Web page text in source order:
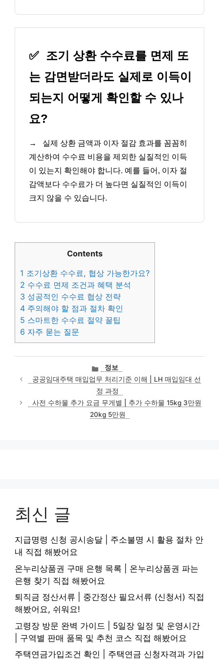
✅ 조기 상환 수수료를 면제 또
는 감면받더라도 실제로 이득이
되는지 어떻게 확인할 수 있나
요?
→
실제 상환 금액과 이자 절감 효과를 꼼꼼히
계산하여 수수료 비용을 제외한 실질적인 이득
이 있는지 확인해야 합니다. 예를 들어, 이자 절
감액보다 수수료가 더 높다면 실질적인 이득이
크지 않을 수 있습니다.
Contents
1 조기상환 수수료, 협상 가능한가요?
2 수수료 면제 조건과 혜택 분석
3 성공적인 수수료 협상 전략
4 주의해야 할 점과 절차 확인
5 스마트한 수수료 절약 꿀팁
6 자주 묻는 질문
카
테
고
리
정보
공공임대주택 매입업무 처리기준 이해 | LH 매입임대 선
정 과정
사전 수하물 추가 요금 무게별 | 추가 수하물 15kg 3만원
20kg 5만원
최신 글
지급명령 신청 공시송달 | 주소불명 시 활용 절차 안
내 직접 해봤어요
온누리상품권 구매 은행 목록 | 온누리상품권 파는
은행 찾기 직접 해봤어요
퇴직금 정산서류 | 중간정산 필요서류 (신청서) 직접
해봤어요, 쉬워요!
고령장 방문 완벽 가이드 | 5일장 일정 및 운영시간
| 구역별 판매 품목 및 추천 코스 직접 해봤어요
주택연금가입조건 확인 | 주택연금 신청자격과 가입